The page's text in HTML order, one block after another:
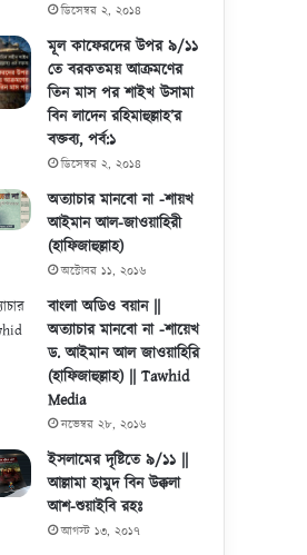
ডিসেম্বর ২, ২০১৪
মূল কাফেরদের উপর ৯/১১
তে বরকতময় আক্রমণের
তিন মাস পর শাইখ উসামা
বিন লাদেন রহিমাহুল্লাহ’র
বক্তব্য, পর্ব:১
ডিসেম্বর ২, ২০১৪
অত্যাচার মানবো না -শায়খ
আইমান আল-জাওয়াহিরী
(হাফিজাহুল্লাহ)
অক্টোবর ১১, ২০১৬
বাংলা অডিও বয়ান ||
অত্যাচার মানবো না -শায়েখ
ড. আইমান আল জাওয়াহিরি
(হাফিজাহুল্লাহ) || Tawhid
Media
নভেম্বর ২৮, ২০১৬
ইসলামের দৃষ্টিতে ৯/১১ ||
আল্লামা হামুদ বিন উক্কলা
আশ-শুয়াইবি রহঃ
আগস্ট ১৩, ২০১৭